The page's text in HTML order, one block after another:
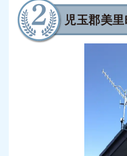
児玉郡美